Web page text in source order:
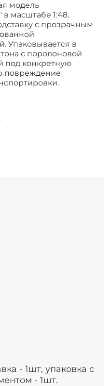
модель
масштабе 1:48.
с прозрачным
Упаковывается в
с поролоновой
под конкретную
повреждение
до 20 см
- 1шт, упаковка с
- 1шт.